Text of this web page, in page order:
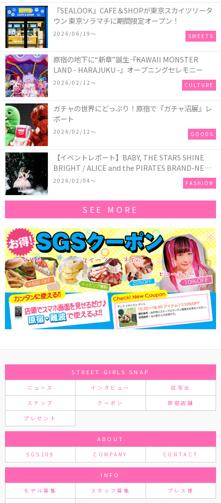
『SEALOOK』CAFE＆SHOPが東京スカイツリータ
ウン 東京ソラマチに期間限定オープン！
2026/06/19〜 SWEETS
原宿の地下に“新章”誕生――『KAWAII MONSTER
LAND - HARAJUKU -』オープニングセレモニー
2026/02/12〜 CULTURE
ガチャの世界にどっぷり！原宿で『ガチャ沼展』レ
ポート
2026/02/12〜 GOODS
【イベントレポート】BABY, THE STARS SHINE
BRIGHT / ALICE and the PIRATES BRAND-NEW
COLLECTION in TOKYO
2026/02/04〜 FASHION
SEE MORE
STREET GIRLS SNAP
ニュース インタビュー 試写会
スナップ クーポン 原宿店舗
プレゼント
ABOUT
SGS109 COMPANY CONTACT
INFO
モデル募集 スタッフ募集 プレス様